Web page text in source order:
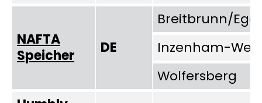
NAFTA
Speicher
DE
Breitbrunn/
Inzenham-
Wolfersberg